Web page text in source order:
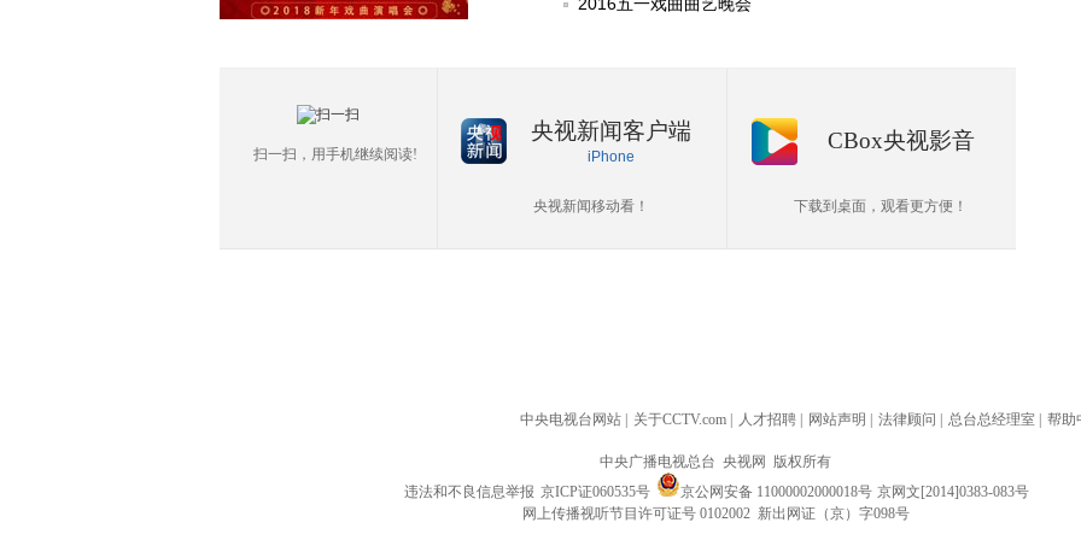
扫一扫，用手机继续阅读!
央视新闻客户端
iPhone
央视新闻移动看！
CBox央视影音
下载到桌面，观看更方便！
中央电视台网站 关于CCTV.com 人才招聘 网站声明 法律顾问 总台总经理室 帮助
中央广播电视总台 央视网 版权所有
违法和不良信息举报 京ICP证060535号 京公网安备 11000002000018号 京网文[2014]0383-083号
网上传播视听节目许可证号 0102002 新出网证（京）字098号